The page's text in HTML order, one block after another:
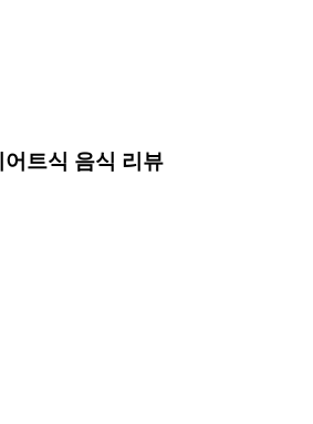
어트식 음식 리뷰